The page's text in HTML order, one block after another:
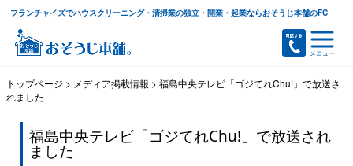
フランチャイズでハウスクリーニング・清掃業の独立・開業・起業ならおそうじ本舗のFC
トップページ > メディア掲載情報 >福島中央テレビ「ゴジてれChu!」で放送さ
れました
福島中央テレビ「ゴジてれChu!」で放送され
ました